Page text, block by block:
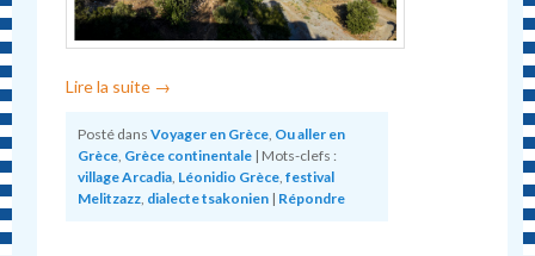
Lire la suite →
Posté dans Voyager en Grèce Ou aller en
Grèce Grèce continentale | Mots-clefs :
village Arcadia Léonidio Grèce ,festival
Melitzazz dialecte tsakonien | Répondre